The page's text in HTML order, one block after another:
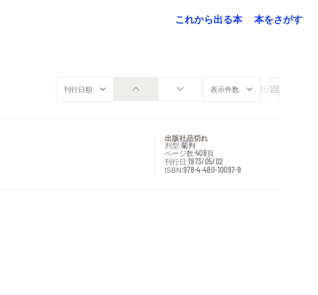
これから出る本
本をさがす
出版社品切れ
判型:菊判
ページ数:408頁
刊行日:1973/05/02
ISBN:978-4-480-10097-9